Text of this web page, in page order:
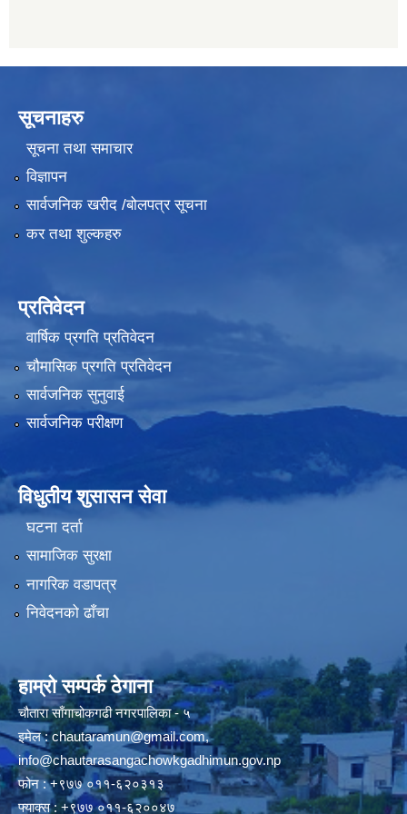
सूचनाहरु
सूचना तथा समाचार
विज्ञापन
सार्वजनिक खरीद /बोलपत्र सूचना
कर तथा शुल्कहरु
प्रतिवेदन
वार्षिक प्रगति प्रतिवेदन
चौमासिक प्रगति प्रतिवेदन
सार्वजनिक सुनुवाई
सार्वजनिक परीक्षण
विधुतीय शुसासन सेवा
घटना दर्ता
सामाजिक सुरक्षा
नागरिक वडापत्र
निवेदनको ढाँचा
हाम्रो सम्पर्क ठेगाना
चौतारा साँगाचोकगढी नगरपालिका - ५
इमेल :chautaramun@gmail.com,
info@chautarasangachowkgadhimun.gov.np
फोन : +९७७ ०११-६२०३१३
फ्याक्स : +९७७ ०११-६२००४७